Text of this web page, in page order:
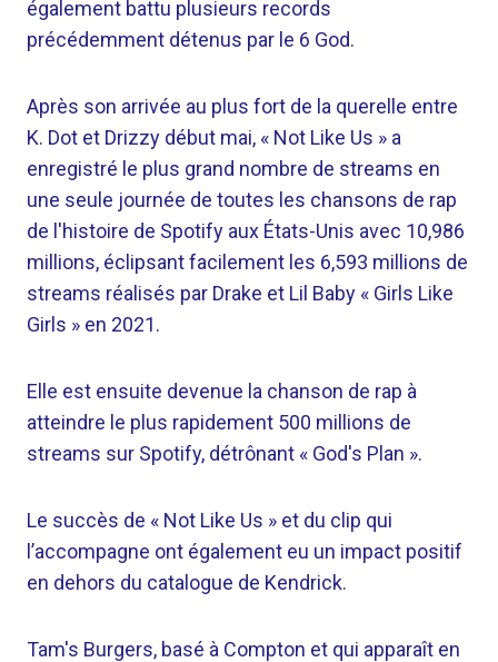
également battu plusieurs records
précédemment détenus par le 6 God.
Après son arrivée au plus fort de la querelle entre
K. Dot et Drizzy début mai, « Not Like Us » a
enregistré le plus grand nombre de streams en
une seule journée de toutes les chansons de rap
de l'histoire de Spotify aux États-Unis avec 10,986
millions, éclipsant facilement les 6,593 millions de
streams réalisés par Drake et Lil Baby « Girls Like
Girls » en 2021.
Elle est ensuite devenue la chanson de rap à
atteindre le plus rapidement 500 millions de
streams sur Spotify, détrônant « God's Plan ».
Le succès de « Not Like Us » et du clip qui
l’accompagne ont également eu un impact positif
en dehors du catalogue de Kendrick.
Tam's Burgers, basé à Compton et qui apparaît en